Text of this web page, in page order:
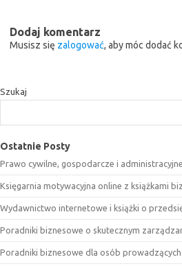
Dodaj komentarz
Musisz się zalogować, aby móc dodać
Szukaj
Ostatnie Posty
Prawo cywilne, gospodarcze i administracyjne
Księgarnia motywacyjna online z książkami
Wydawnictwo internetowe i książki o
Poradniki biznesowe o skutecznym
Poradniki biznesowe dla osób prowadzących